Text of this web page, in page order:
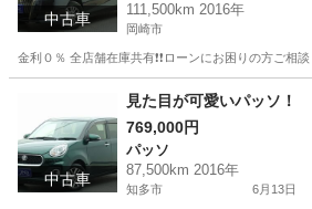
中古車
111,500km 2016年
岡崎市
金利０％ 全店舗在庫共有❗️❗️ローンにお困りの方ご
その他 エスクァイア
中古車
見た目が可愛いパッソ！
769,000円
パッソ
87,500km 2016年
知多市 6月13日